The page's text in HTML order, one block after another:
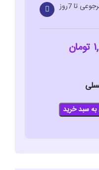
تا 7روز
تومان
به سبد خرید